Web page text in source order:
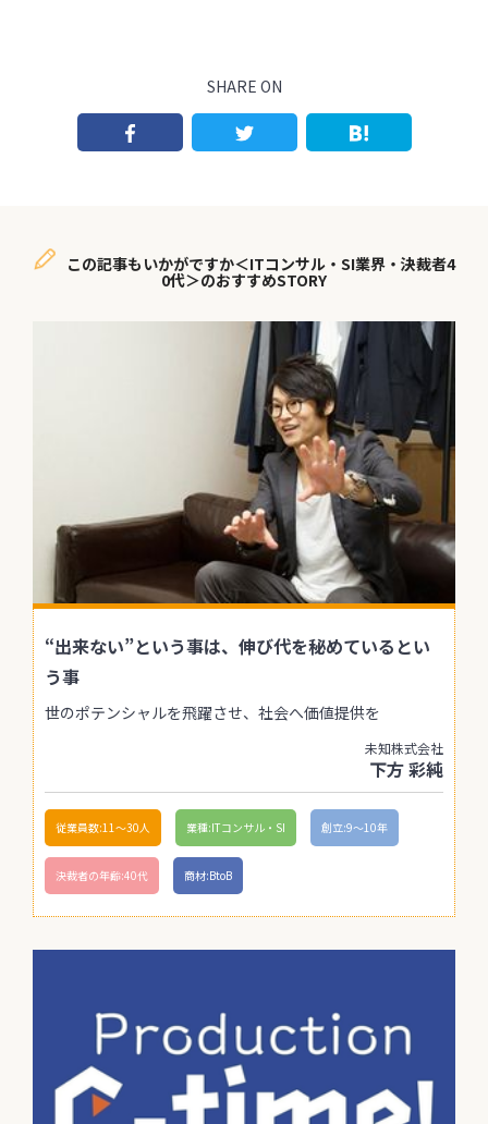
SHARE ON
この記事もいかがですか＜ITコンサル・SI業界・決裁者4
0代＞のおすすめSTORY
“出来ない”という事は、伸び代を秘めているとい
う事
世のポテンシャルを飛躍させ、社会へ価値提供を
未知株式会社
下方 彩純
従業員数:11〜30人 業種:ITコンサル・SI 創立:9〜10年
決裁者の年齢:40代 商材:BtoB